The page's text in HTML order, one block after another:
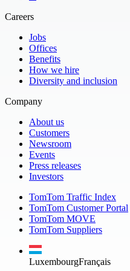
Careers
Jobs
Offices
Benefits
How we hire
Diversity and inclusion
Company
About us
Customers
Newsroom
Events
Press releases
Investors
TomTom Traffic Index
TomTom Customer Portal
TomTom MOVE
TomTom Suppliers
LuxembourgFrançais